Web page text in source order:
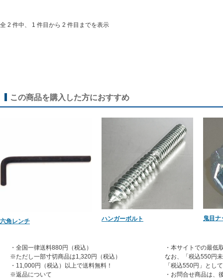
全 2 件中、 1 件目から 2 件目までを表示
この商品を購入した方におすすめ
六角レンチ ハンガーボルト 鬼目ナ
・全国一律送料880円（税込）
※ただし一部寸切商品は1,320円（税込）
・11,000円（税込）以上で送料無料！
※返品について
・本サイトでの最低
なお、「税込550円
「税込550円」とし
・お問合せ商品は、